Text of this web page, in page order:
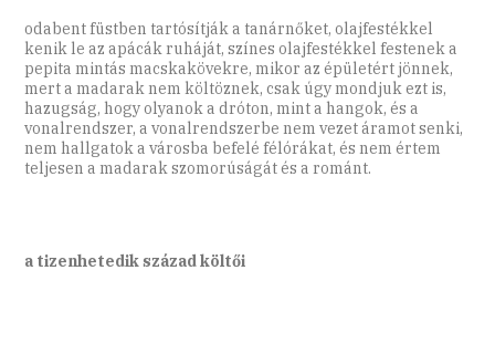
odabent füstben tartósítják a tanárnőket, olajfestékkel
kenik le az apácák ruháját, színes olajfestékkel festenek a
pepita mintás macskakövekre, mikor az épületért jönnek,
mert a madarak nem költöznek, csak úgy mondjuk ezt is,
hazugság, hogy olyanok a dróton, mint a hangok, és a
vonalrendszer, a vonalrendszerbe nem vezet áramot senki,
nem hallgatok a városba befelé félórákat, és nem értem
teljesen a madarak szomorúságát és a románt.
a tizenhetedik század költői